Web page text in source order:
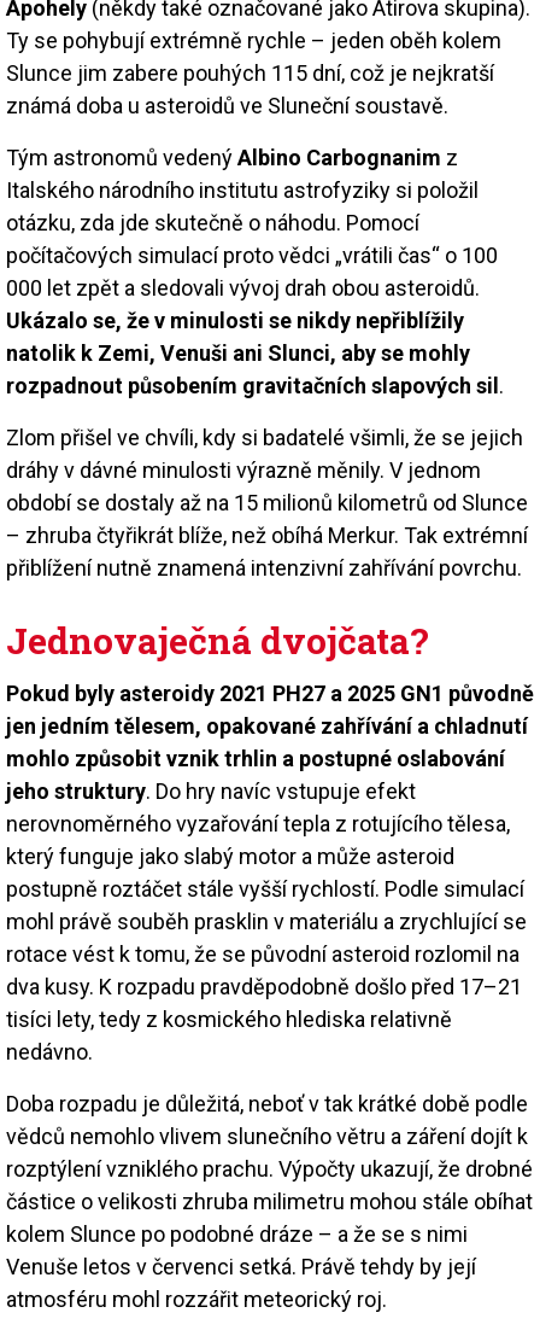
Apohely (někdy také označované jako Atirova skupina).
Ty se pohybují extrémně rychle – jeden oběh kolem
Slunce jim zabere pouhých 115 dní, což je nejkratší
známá doba u asteroidů ve Sluneční soustavě.
Tým astronomů vedenýAlbino Carbognanim z
Italského národního institutu astrofyziky si položil
otázku, zda jde skutečně o náhodu. Pomocí
počítačových simulací proto vědci „vrátili čas“ o 100
000 let zpět a sledovali vývoj drah obou asteroidů.
Ukázalo se, že v minulosti se nikdy nepřiblížily
natolik k Zemi, Venuši ani Slunci, aby se mohly
rozpadnout působením gravitačních slapových sil.
Zlom přišel ve chvíli, kdy si badatelé všimli, že se jejich
dráhy v dávné minulosti výrazně měnily. V jednom
období se dostaly až na 15 milionů kilometrů od Slunce
– zhruba čtyřikrát blíže, než obíhá Merkur. Tak extrémní
přiblížení nutně znamená intenzivní zahřívání povrchu.
Jednovaječná dvojčata?
Pokud byly asteroidy 2021 PH27 a 2025 GN1 původně
jen jedním tělesem, opakované zahřívání a chladnutí
mohlo způsobit vznik trhlin a postupné oslabování
jeho struktury. Do hry navíc vstupuje efekt
nerovnoměrného vyzařování tepla z rotujícího tělesa,
který funguje jako slabý motor a může asteroid
postupně roztáčet stále vyšší rychlostí. Podle simulací
mohl právě souběh prasklin v materiálu a zrychlující se
rotace vést k tomu, že se původní asteroid rozlomil na
dva kusy. K rozpadu pravděpodobně došlo před 17–21
tisíci lety, tedy z kosmického hlediska relativně
nedávno.
Doba rozpadu je důležitá, neboť v tak krátké době podle
vědců nemohlo vlivem slunečního větru a záření dojít k
rozptýlení vzniklého prachu. Výpočty ukazují, že drobné
částice o velikosti zhruba milimetru mohou stále obíhat
kolem Slunce po podobné dráze – a že se s nimi
Venuše letos v červenci setká. Právě tehdy by její
atmosféru mohl rozzářit meteorický roj.